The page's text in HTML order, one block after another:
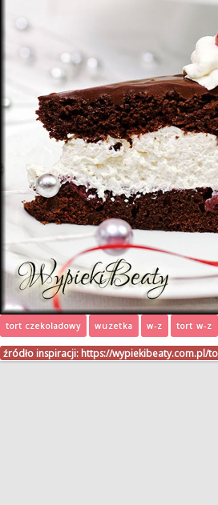
tort czekoladowy wuzetka w-z tort w-z
źródło inspiracji: https://wypiekibeaty.com.pl/